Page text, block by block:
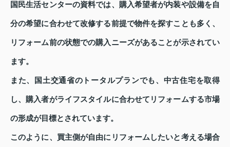
国民生活センターの資料では、購入希望者が内装や設備を自
分の希望に合わせて改修する前提で物件を探すことも多く、
リフォーム前の状態での購入ニーズがあることが示されてい
ます。
また、国土交通省のトータルプランでも、中古住宅を取得
し、購入者がライフスタイルに合わせてリフォームする市場
の形成が目標とされています。
このように、買主側が自由にリフォームしたいと考える場合